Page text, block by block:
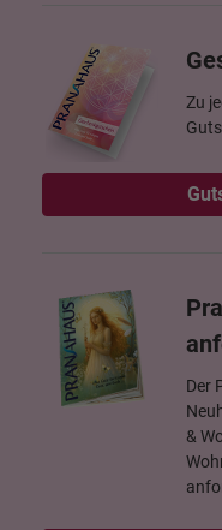
Zu
Der
&